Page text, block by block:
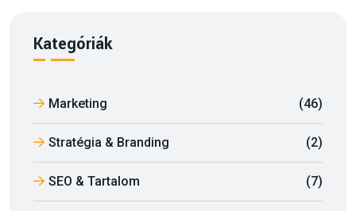
Kategóriák
Marketing (46)
Stratégia & Branding (2)
SEO & Tartalom (7)